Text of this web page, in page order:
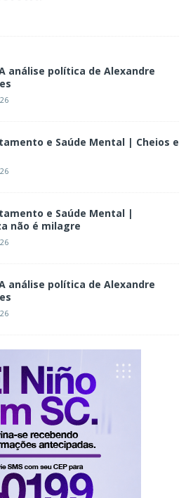
análise política de Alexandre
e Saúde Mental | Cheios e
e Saúde Mental |
não é milagre
análise política de Alexandre